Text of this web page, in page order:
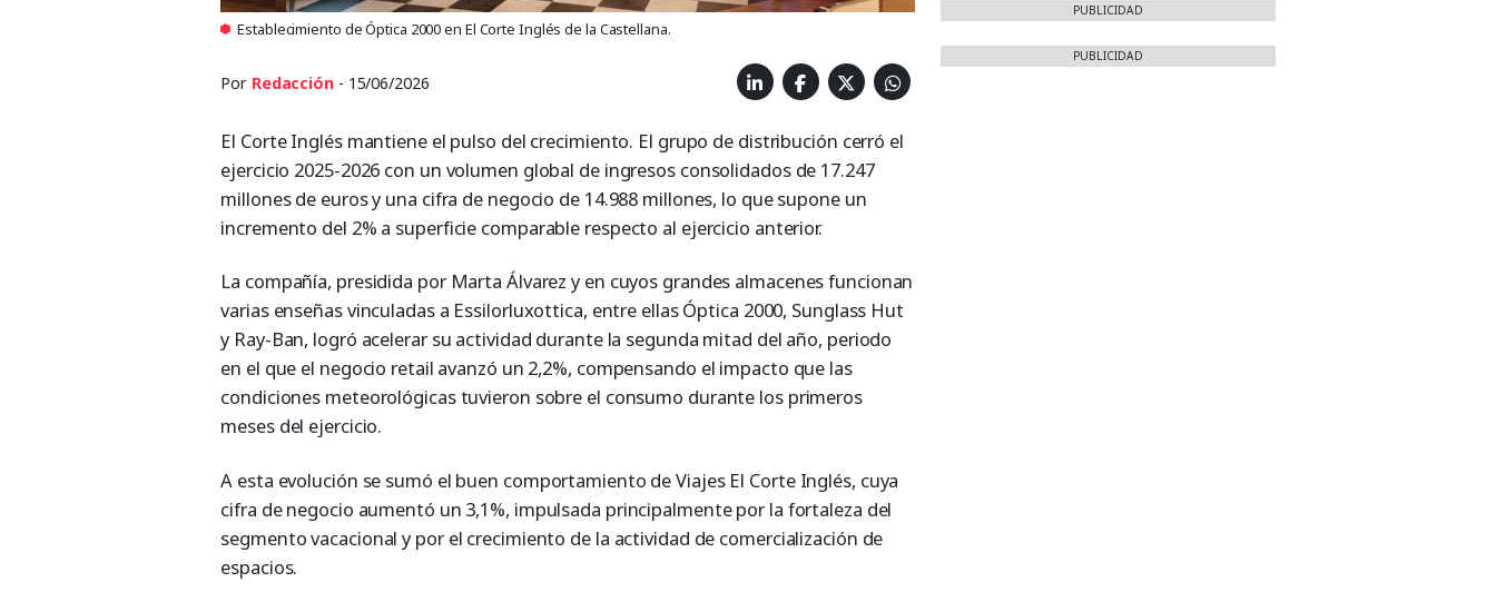
Establecimiento de Óptica 2000 en El Corte Inglés de la Castellana.
Por Redacción- 15/06/2026
El Corte Inglés mantiene el pulso del crecimiento. El grupo de distribución cerró el
ejercicio 2025-2026 con un volumen global de ingresos consolidados de 17.247
millones de euros y una cifra de negocio de 14.988 millones, lo que supone un
incremento del 2% a superficie comparable respecto al ejercicio anterior.
La compañía, presidida por Marta Álvarez y en cuyos grandes almacenes funcionan
varias enseñas vinculadas a Essilorluxottica, entre ellas Óptica 2000, Sunglass Hut
y Ray-Ban, logró acelerar su actividad durante la segunda mitad del año, periodo
en el que el negocio retail avanzó un 2,2%, compensando el impacto que las
condiciones meteorológicas tuvieron sobre el consumo durante los primeros
meses del ejercicio.
A esta evolución se sumó el buen comportamiento de Viajes El Corte Inglés, cuya
cifra de negocio aumentó un 3,1%, impulsada principalmente por la fortaleza del
segmento vacacional y por el crecimiento de la actividad de comercialización de
espacios.
PUBLICIDAD
PUBLICIDAD